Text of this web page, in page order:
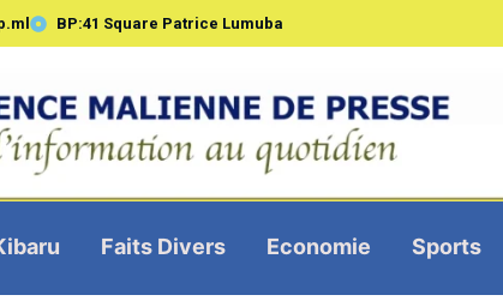
BP:41 Square Patrice Lumuba
Faits Divers Economie Sports